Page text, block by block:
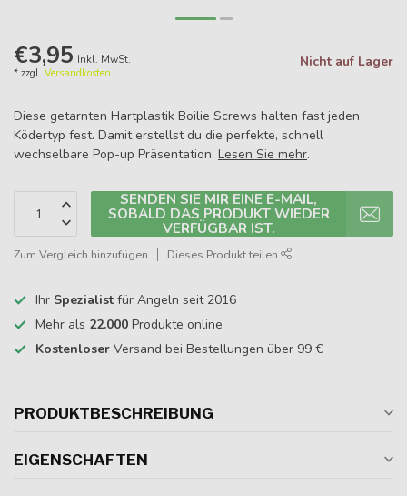
€3,95 Inkl. MwSt.
* zzgl. Versandkosten
Nicht auf Lager
Diese getarnten Hartplastik Boilie Screws halten fast jeden
Ködertyp fest. Damit erstellst du die perfekte, schnell
wechselbare Pop-up Präsentation. Lesen Sie mehr.
SENDEN SIE MIR EINE E-MAIL,
SOBALD DAS PRODUKT WIEDER
VERFÜGBAR IST.
Zum Vergleich hinzufügen Dieses Produkt teilen
Ihr Spezialist für Angeln seit 2016
Mehr als 22.000 Produkte online
Kostenloser Versand bei Bestellungen über 99 €
PRODUKTBESCHREIBUNG
EIGENSCHAFTEN